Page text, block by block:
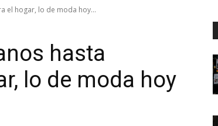
el hogar, lo de moda hoy...
hasta
lo de moda hoy